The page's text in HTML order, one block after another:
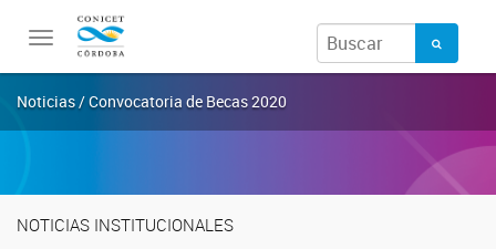
Toggle
navigation
Noticias / Convocatoria de Becas 2020
NOTICIAS INSTITUCIONALES